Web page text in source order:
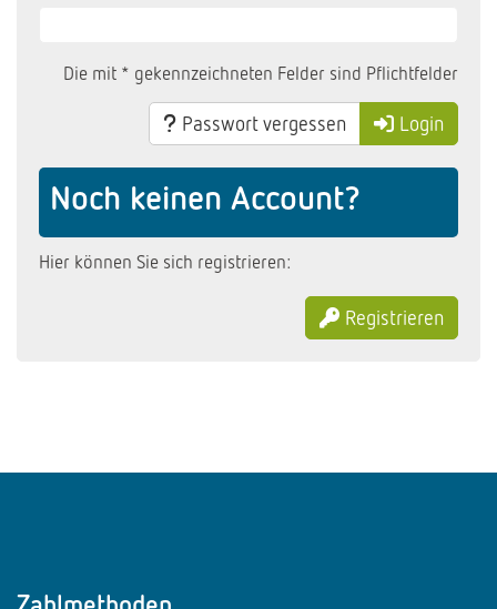
Die mit * gekennzeichneten Felder sind Pflichtfelder
Passwort vergessen Login
Noch keinen Account?
Hier können Sie sich registrieren:
Registrieren